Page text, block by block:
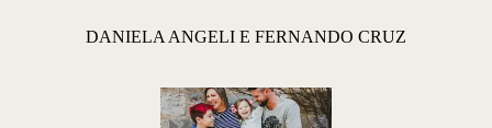
DANIELA ANGELI E FERNANDO CRUZ